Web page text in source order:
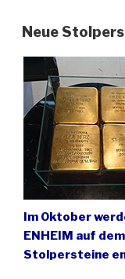
der
Żeliszów
Niederschlesien“
Neue
Im Oktober
ENHEIM auf
Stolpersteine